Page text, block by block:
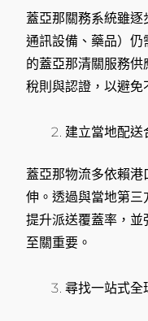
蓋亞那關務系統雖
通訊設備、藥品）
的蓋亞那清關服務
稅則與認證，以避免
建立當地配送
蓋亞那物流多依賴
伸。透過與當地第
提升派送覆蓋率，
至關重要。
尋找一站式全